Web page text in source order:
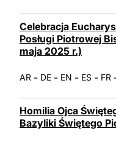
Celebracja
Posługi Piotrowej
maja 2025 r.)
AR - DE - EN - ES - FR
Homilia Ojca
Bazyliki Świętego